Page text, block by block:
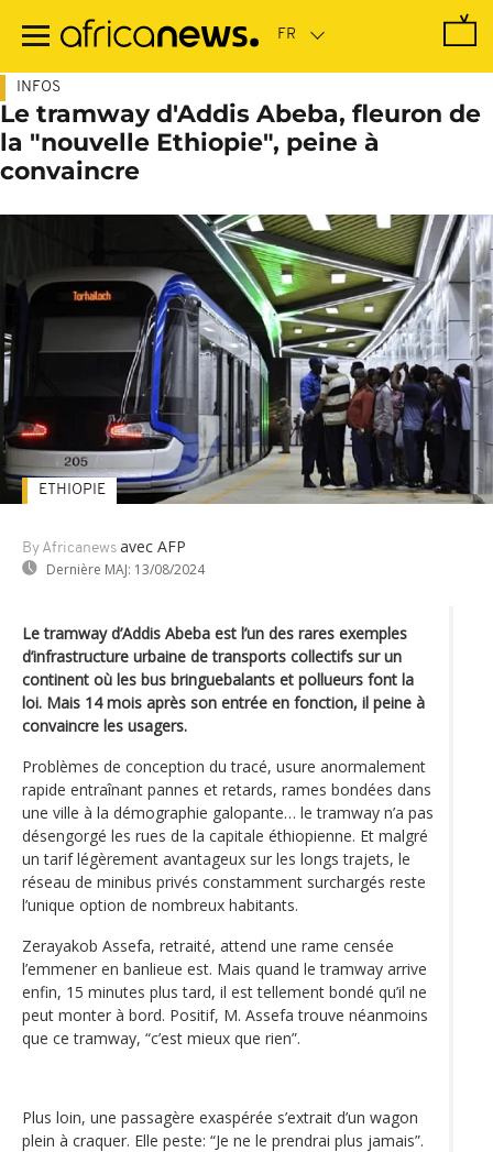
contenu
INFOS
Le tramway d'Addis Abeba, fleuron de
la "nouvelle Ethiopie", peine à
convaincre
By Africanews avec AFP
Dernière MAJ: 13/08/2024
ETHIOPIE
Le tramway d’Addis Abeba est l’un des rares exemples
d’infrastructure urbaine de transports collectifs sur un
continent où les bus bringuebalants et pollueurs font la
loi. Mais 14 mois après son entrée en fonction, il peine à
convaincre les usagers.
Problèmes de conception du tracé, usure anormalement
rapide entraînant pannes et retards, rames bondées dans
une ville à la démographie galopante… le tramway n’a pas
désengorgé les rues de la capitale éthiopienne. Et malgré
un tarif légèrement avantageux sur les longs trajets, le
réseau de minibus privés constamment surchargés reste
l’unique option de nombreux habitants.
Zerayakob Assefa, retraité, attend une rame censée
l’emmener en banlieue est. Mais quand le tramway arrive
enfin, 15 minutes plus tard, il est tellement bondé qu’il ne
peut monter à bord. Positif, M. Assefa trouve néanmoins
que ce tramway, “c’est mieux que rien”.
Plus loin, une passagère exaspérée s’extrait d’un wagon
plein à craquer. Elle peste: “Je ne le prendrai plus jamais”.